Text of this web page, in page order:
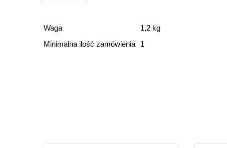
Waga
1,2 kg
Minimalna ilość zamówienia
1
Ocena i recenzja